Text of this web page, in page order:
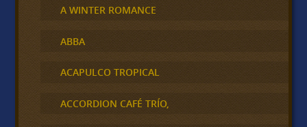
A WINTER ROMANCE
ABBA
ACAPULCO TROPICAL
ACCORDION CAFÉ TRÍO,